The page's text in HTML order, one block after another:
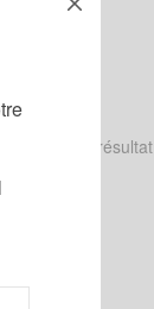
Voici le seul résultat